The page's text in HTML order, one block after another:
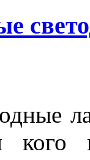
кого